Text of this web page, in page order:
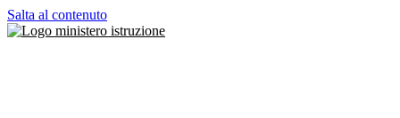
Salta al contenuto